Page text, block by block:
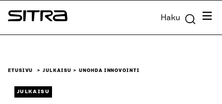
Siirry
suoraan
Sitra Haku
ETUSIVU JULKAISU UNOHDA INNOVOINTI
JULKAISU